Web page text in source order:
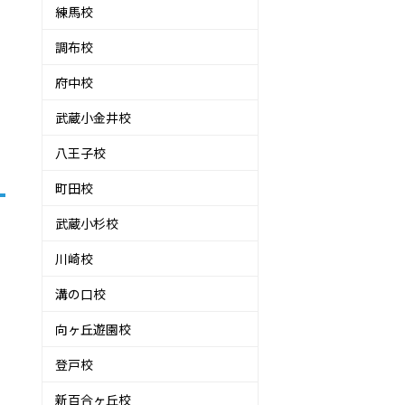
練馬校
調布校
府中校
武蔵小金井校
八王子校
町田校
武蔵小杉校
川崎校
溝の口校
向ヶ丘遊園校
登戸校
新百合ヶ丘校